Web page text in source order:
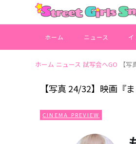
ホーム ニュース
ホーム ニュース 試写会へGO 【
【写真 24/32】映画『
CINEMA PREVIEW